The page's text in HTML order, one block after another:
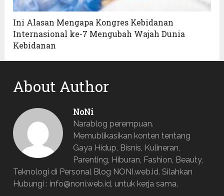
Ini Alasan Mengapa Kongres Kebidanan
Internasional ke-7 Mengubah Wajah Dunia
Kebidanan
About Author
NoNi
Narablog perempuan.
Memublikasikan konten tentang
Gaya Hidup, Bisnis, Kulineran,
Parenting, Hiburan, Fashion, Beauty,
Teknologi di Personal Blog NONI.web.id. Silahkan
Hubungi : info@noni.web.id, untuk kerja sama.